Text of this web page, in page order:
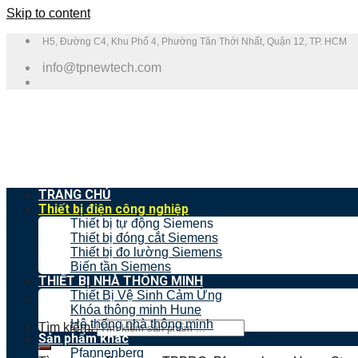
Skip to content
H5, Đường C4, Khu Phố 4, Phường Tân Thới Nhất, Quận 12, TP. HCM
info@tpnewtech.com
Tìm kiếm:
TRANG CHỦ
Thiết bị điện công nghiệp
Thiết bị tự động Siemens
Thiết bị đóng cắt Siemens
Thiết bị đo lường Siemens
Biến tần Siemens
THIẾT BỊ NHÀ THÔNG MINH
Thiết Bị Vệ Sinh Cảm Ứng
Khóa thông minh Hune
Hệ thống nhà thông minh
Sản phẩm khác
Pfannenberg